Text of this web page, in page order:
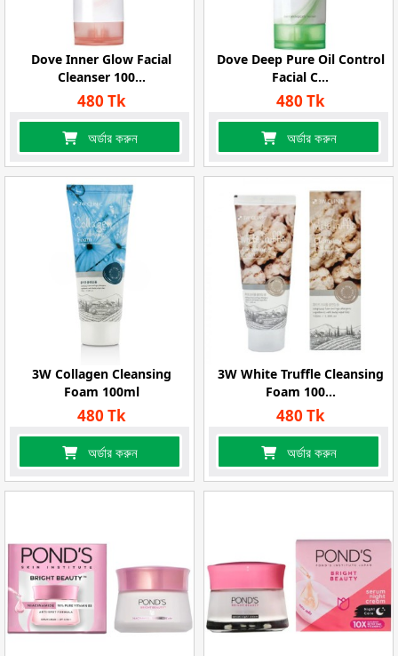
Dove Inner Glow Facial
Cleanser 100...
480 Tk
অর্ডার করুন
Dove Deep Pure Oil Control
Facial C...
480 Tk
অর্ডার করুন
3W Collagen Cleansing
Foam 100ml
480 Tk
অর্ডার করুন
3W White Truffle Cleansing
Foam 100...
480 Tk
অর্ডার করুন